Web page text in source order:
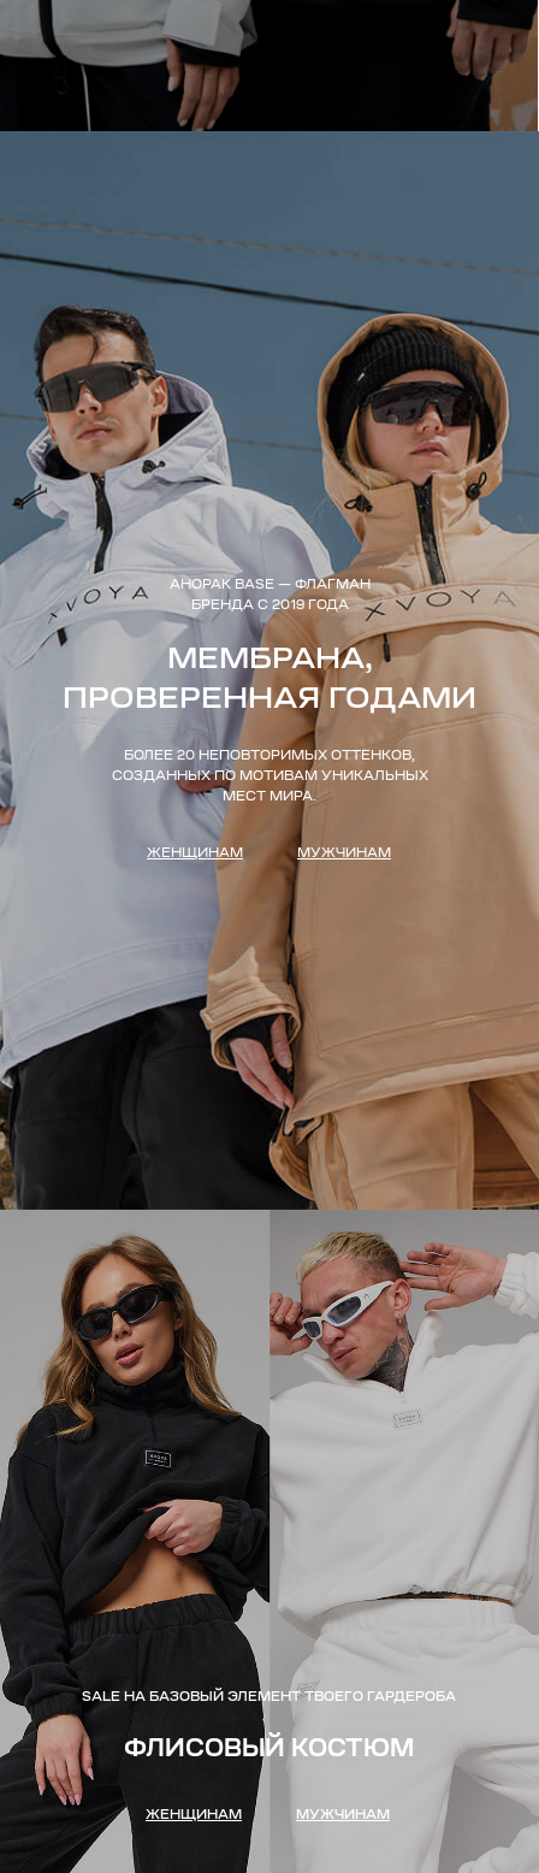
АНОРАК BASE — ФЛАГМАН
БРЕНДА С 2019 ГОДА
БОЛЕЕ 20 НЕПОВТОРИМЫХ ОТТЕНКОВ,
СОЗДАННЫХ ПО МОТИВАМ УНИКАЛЬНЫХ
МЕСТ МИРА.
МЕМБРАНА,
ПРОВЕРЕННАЯ ГОДАМИ
МУЖЧИНАМ
ЖЕНЩИНАМ
SALE НА БАЗОВЫЙ ЭЛЕМЕНТ ТВОЕГО ГАРДЕРОБА
ФЛИСОВЫЙ КОСТЮМ
МУЖЧИНАМ
ЖЕНЩИНАМ